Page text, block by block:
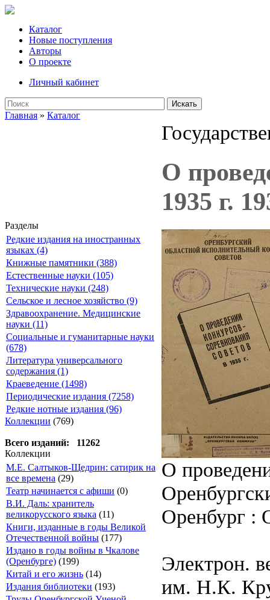
Каталог
Новые поступления
Авторы
О проекте
Личный кабинет
Искать
Главная » Каталог
Разделы
Редкие издания на иностранных
языках (4)
Книжные памятники (388)
Естественные науки (105)
Технические науки (248)
Сельское и лесное хозяйство (9)
Здравоохранение. Медицинские
науки (11)
Социальные и гуманитарные науки
(678)
Литература универсального
содержания (1)
Краеведение (1498)
Периодические издания (7258)
Редкие нотные издания (96)
Коллекции (769)
Всего изданий: 11262
Коллекции
М.Е. Салтыков-Щедрин: сатирик на
все времена (29)
Театр начинается с афиши (0)
В.И. Даль: хранитель
великорусского языка (11)
Книги, изданные в годы Великой
Отечественной войны (177)
Издано в годы войны в Чкалове
(Оренбурге) (199)
Китай и его жизнь (14)
Издания библиотеки (193)
О
1935 г.
О
Оренбург :
Электрон.
им. Н.К.